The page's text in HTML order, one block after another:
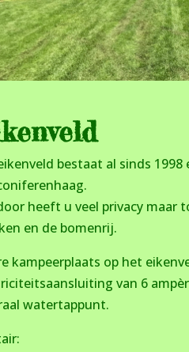
bestaat al sinds
heeft u veel privacy maar
en de bomenrij.
kampeerplaats op het
van 6
watertappunt.